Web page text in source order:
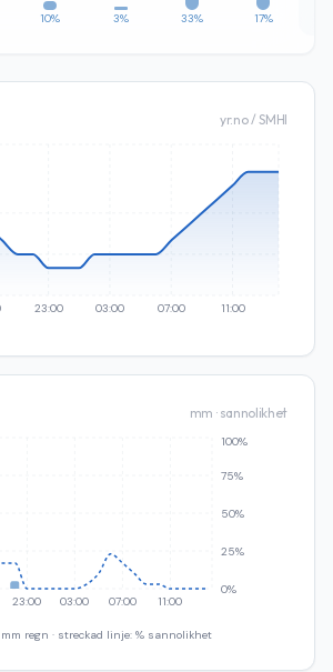
10% 3% 33% 17%
yr.no / SMHI
23:00 03:00 07:00 11:00
mm · sannolikhet
23:00 03:00 07:00 11:00
0%
25%
50%
75%
100%
regn · streckad linje: % sannolikhet